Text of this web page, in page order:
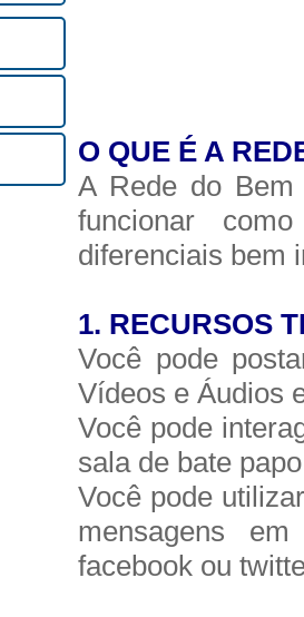
O QUE É A
A Rede do Bem
funcionar
diferenciais bem
1. RECURSOS
Você pode
Vídeos e Áudios
Você pode
sala de bate
Você pode
mensagens
facebook ou